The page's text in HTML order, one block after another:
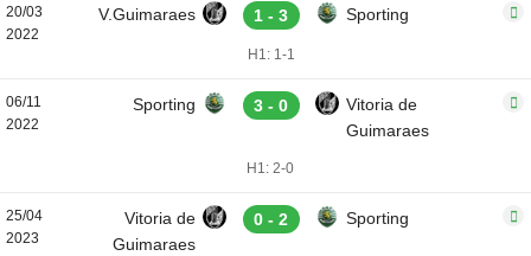
20/03
2022
V.Guimaraes 1 - 3 Sporting
H1: 1-1
06/11
2022
Sporting 3 - 0
Vitoria de
Guimaraes
H1: 2-0
25/04
2023
Vitoria de
Guimaraes
0 - 2 Sporting